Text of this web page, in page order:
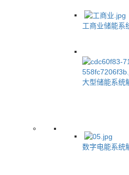
工商业储能系
大型储能系统
数字电能系统